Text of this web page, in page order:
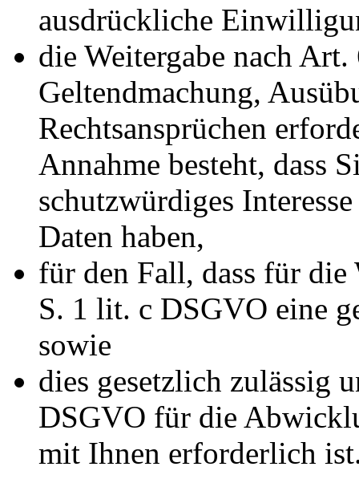
ausdrückliche
die Weitergabe nach
Geltendmachung,
Rechtsansprüchen
Annahme besteht, dass
schutzwürdiges
Daten haben,
für den Fall, dass für die
S. 1 lit. c DSGVO eine
sowie
dies gesetzlich zulässig
DSGVO für die
mit Ihnen erforderlich